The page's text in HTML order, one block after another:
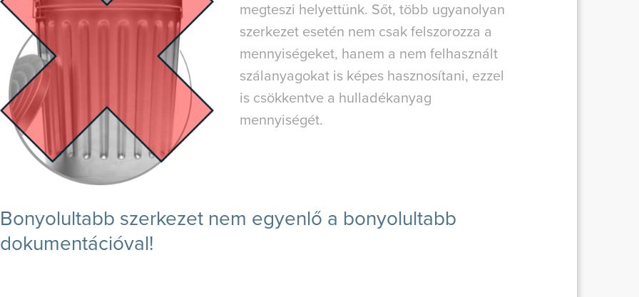
megteszi helyettünk. Sőt, több ugyanolyan
szerkezet esetén nem csak felszorozza a
mennyiségeket, hanem a nem felhasznált
szálanyagokat is képes hasznosítani, ezzel
is csökkentve a hulladékanyag
mennyiségét.
Bonyolultabb szerkezet nem egyenlő a bonyolultabb
dokumentációval!